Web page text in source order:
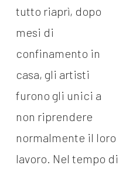
tutto riaprì, dopo
mesi di
confinamento in
casa, gli artisti
furono gli unici a
non riprendere
normalmente il loro
lavoro. Nel tempo di